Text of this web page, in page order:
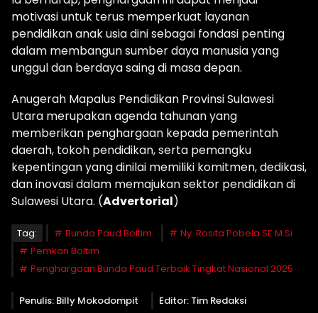
motivasi untuk terus memperkuat layanan
pendidikan anak usia dini sebagai fondasi penting
dalam membangun sumber daya manusia yang
unggul dan berdaya saing di masa depan.
Anugerah Mapalus Pendidikan Provinsi Sulawesi
Utara merupakan agenda tahunan yang
memberikan penghargaan kepada pemerintah
daerah, tokoh pendidikan, serta pemangku
kepentingan yang dinilai memiliki komitmen, dedikasi,
dan inovasi dalam memajukan sektor pendidikan di
Sulawesi Utara. (Advertorial)
Tag: Bunda Paud Boltim
Ny. Rosita Pobela SE M.Si
Pemkan Boltim
Penghargaan Bunda Paud Terbaik Tingkat Nasional 2025
Penulis: Billy Mokodompit Editor: Tim Redaksi